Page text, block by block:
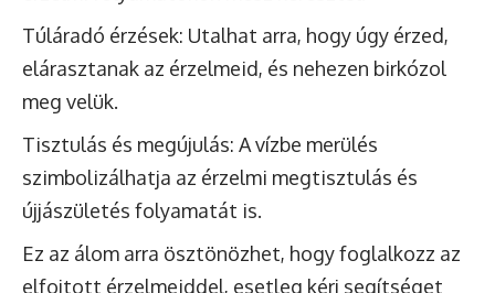
Túláradó érzések: Utalhat arra, hogy úgy érzed,
elárasztanak az érzelmeid, és nehezen birkózol
meg velük.
Tisztulás és megújulás: A vízbe merülés
szimbolizálhatja az érzelmi megtisztulás és
újjászületés folyamatát is.
Ez az álom arra ösztönözhet, hogy foglalkozz az
elfojtott érzelmeiddel, esetleg kérj segítséget